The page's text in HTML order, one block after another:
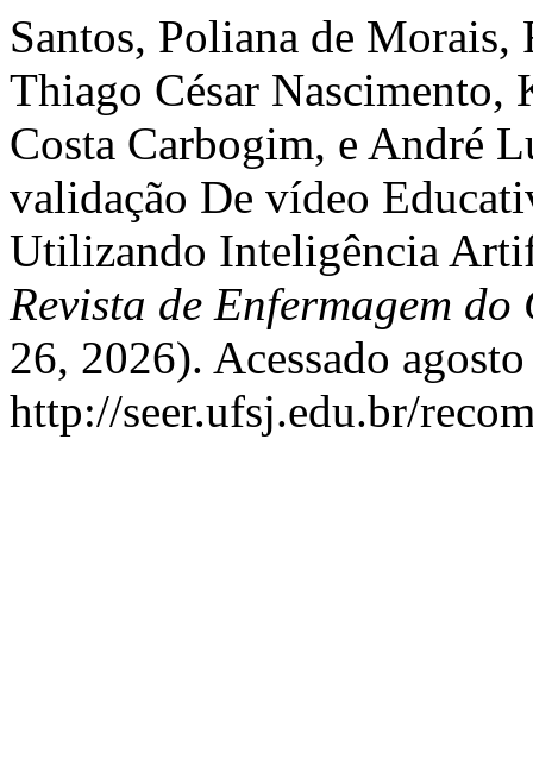
Santos, Poliana de
Thiago César Nascimento,
Costa Carbogim, e André
validação De vídeo
Utilizando Inteligência
Revista de Enfermagem
26, 2026). Acessado
http://seer.ufsj.edu.br/